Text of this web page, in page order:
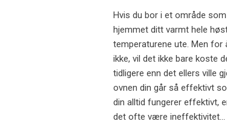
Hvis du bor i et område
hjemmet ditt varmt hele
temperaturene ute. Men
ikke, vil det ikke bare koste
tidligere enn det ellers ville
ovnen din går så effektivt
din alltid fungerer effektivt,
det ofte være ineffektivitet...